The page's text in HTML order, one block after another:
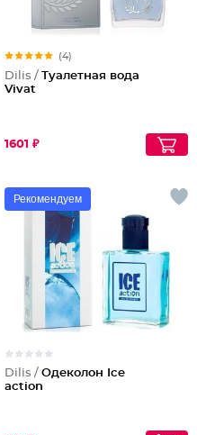
(4)
Dilis / Туалетная вода
Vivat
1601 ₽
Рекомендуем
Dilis / Одеколон Ice
action